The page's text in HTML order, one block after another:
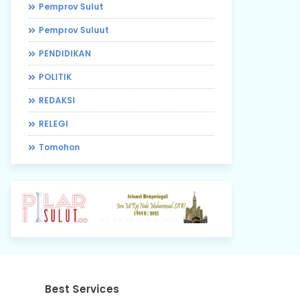
Pemprov Sulut
Pemprov Suluut
PENDIDIKAN
POLITIK
REDAKSI
RELEGI
Tomohon
Best Services